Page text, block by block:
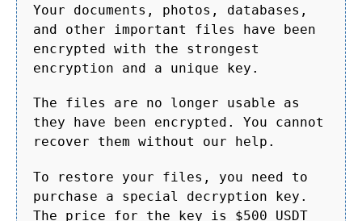
Your documents, photos, databases,
and other important files have been
encrypted with the strongest
encryption and a unique key.
The files are no longer usable as
they have been encrypted. You cannot
recover them without our help.
To restore your files, you need to
purchase a special decryption key.
The price for the key is $500 USDT